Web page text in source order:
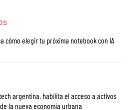
cómo elegir tu próxima notebook con IA
habilita el acceso a activos
la nueva economía urbana